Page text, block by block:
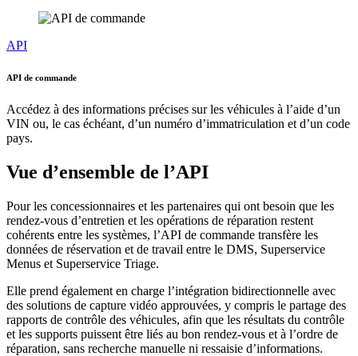
API
API de commande
Accédez à des informations précises sur les véhicules à l’aide d’un
VIN ou, le cas échéant, d’un numéro d’immatriculation et d’un code
pays.
Vue d’ensemble de l’API
Pour les concessionnaires et les partenaires qui ont besoin que les
rendez-vous d’entretien et les opérations de réparation restent
cohérents entre les systèmes, l’API de commande transfère les
données de réservation et de travail entre le DMS, Superservice
Menus et Superservice Triage.
Elle prend également en charge l’intégration bidirectionnelle avec
des solutions de capture vidéo approuvées, y compris le partage des
rapports de contrôle des véhicules, afin que les résultats du contrôle
et les supports puissent être liés au bon rendez-vous et à l’ordre de
réparation, sans recherche manuelle ni ressaisie d’informations.